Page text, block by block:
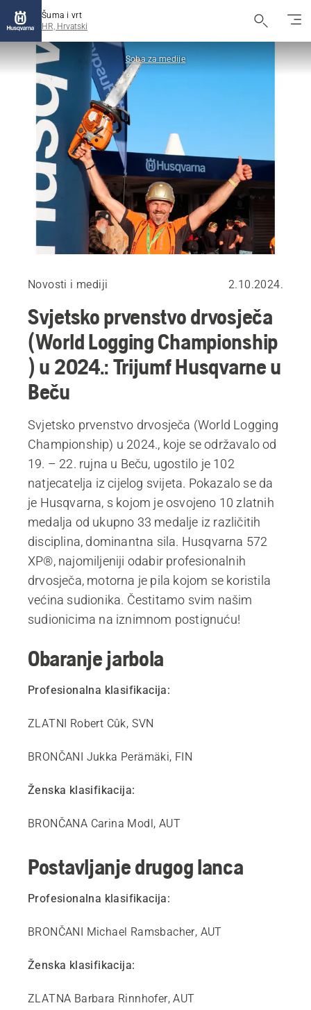
Šuma i vrt
HR, Hrvatski
Soba za medije
Novosti i mediji 2.10.2024.
Svjetsko prvenstvo drvosječa
(World Logging Championship
) u 2024.: Trijumf Husqvarne u
Beču
Svjetsko prvenstvo drvosječa (World Logging
Championship) u 2024., koje se održavalo od
19. – 22. rujna u Beču, ugostilo je 102
natjecatelja iz cijelog svijeta. Pokazalo se da
je Husqvarna, s kojom je osvojeno 10 zlatnih
medalja od ukupno 33 medalje iz različitih
disciplina, dominantna sila. Husqvarna 572
XP®, najomiljeniji odabir profesionalnih
drvosječa, motorna je pila kojom se koristila
većina sudionika. Čestitamo svim našim
sudionicima na iznimnom postignuću!
Obaranje jarbola
Profesionalna klasifikacija:
ZLATNI Robert Cûk, SVN
BRONČANI Jukka Perämäki, FIN
Ženska klasifikacija:
BRONČANA Carina Modl, AUT
Postavljanje drugog lanca
Profesionalna klasifikacija:
BRONČANI Michael Ramsbacher, AUT
Ženska klasifikacija:
ZLATNA Barbara Rinnhofer, AUT